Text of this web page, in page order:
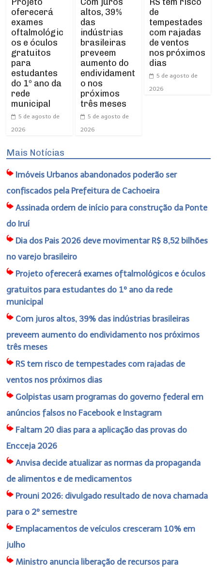
oferecerá
exames
oftalmológic
os e óculos
gratuitos
para
estudantes
do 1º ano da
rede
municipal
5 de agosto de
2026
altos, 39%
das
indústrias
brasileiras
preveem
aumento do
endividament
o nos
próximos
três meses
5 de agosto de
2026
de
tempestades
com rajadas
de ventos
nos próximos
dias
5 de agosto de
2026
Mais Notícias
Imóveis Urbanos abandonados poderão ser
confiscados pela Prefeitura de Cachoeira
Assinada ordem de início para construção da Ponte
do Iruí
Dia dos Pais 2026 deve movimentar R$ 8,52 bilhões
no varejo brasileiro
Projeto oferecerá exames oftalmológicos e óculos
gratuitos para estudantes do 1º ano da rede
municipal
Com juros altos, 39% das indústrias brasileiras
preveem aumento do endividamento nos próximos
três meses
RS tem risco de tempestades com rajadas de
ventos nos próximos dias
Golpistas usam programas do governo federal em
anúncios falsos no Facebook e Instagram
Faltam 20 dias para a aplicação das provas do
Encceja 2026
Anvisa decide atualizar as normas da propaganda
de alimentos e de medicamentos
Prouni 2026: divulgado resultado de nova chamada
para o 2º semestre
Emplacamentos de veículos cresceram 10% em
julho
Ministro anuncia liberação de recursos para